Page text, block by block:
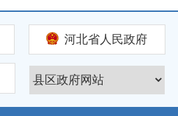
河北省人民政府